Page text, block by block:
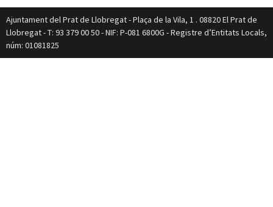
Ajuntament del Prat de Llobregat - Plaça de la Vila, 1 . 08820 El Prat de
Llobregat - T: 93 379 00 50 - NIF: P-081 6800G - Registre d’Entitats Locals,
núm: 01081825